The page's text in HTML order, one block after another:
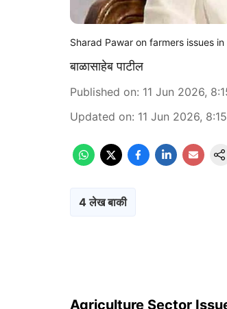
Sharad Pawar on farmers issues
बाळासाहेब पाटील
Published on: 11 Jun 2026,
Updated on: 11 Jun 2026,
4 लेख बाकी
Agriculture Sector